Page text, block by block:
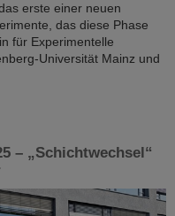
erste einer neuen
das diese Phase
für Experimentelle
Universität Mainz und
– „Schichtwechsel“